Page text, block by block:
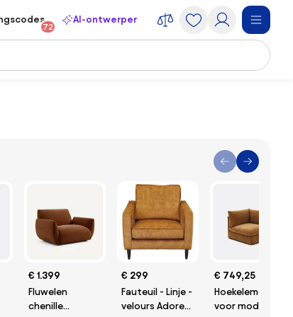
72
AI-ontwerper
€ 1.399
Fluwelen
chenille
€ 299
Fauteuil - Linje -
velours Adore
€ 749,25
Hoekelement
voor modulaire